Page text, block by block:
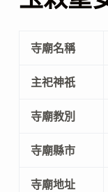
寺廟名稱
主祀神祇
寺廟教別
寺廟縣市
寺廟地址